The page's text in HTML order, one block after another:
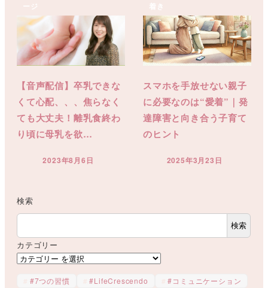
ージ
【音声配信】卒乳できな
くて心配、、、焦らなく
ても大丈夫！離乳食終わ
り頃に母乳を欲…
投稿日
2023年8月6日
着き
スマホを手放せない親子
に必要なのは“愛着”｜発
達障害と向き合う子育て
のヒント
投稿日
2025年3月23日
検索
検索
カテゴリー
#7つの習慣 #LifeCrescendo #コミュニケーション